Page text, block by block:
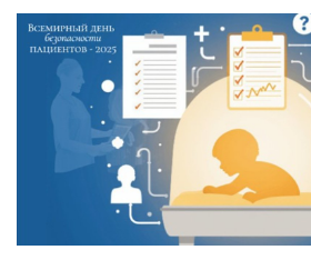
Президент Власов Я.В.
Первый вице-президент
Генеральный директор
Вице-президент Зрячева Н.В.
Вице-президент Шишлянников
Информационная служба
Отдел международных